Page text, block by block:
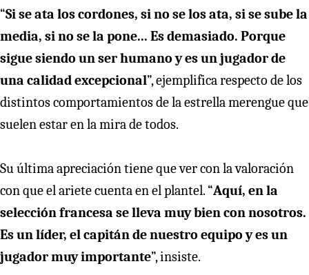
“Si se ata los cordones, si no se los ata, si se sube la
media, si no se la pone... Es demasiado. Porque
sigue siendo un ser humano y es un jugador de
una calidad excepcional”, ejemplifica respecto de los
distintos comportamientos de la estrella merengue que
suelen estar en la mira de todos.
Su última apreciación tiene que ver con la valoración
con que el ariete cuenta en el plantel. “Aquí, en la
selección francesa se lleva muy bien con nosotros.
Es un líder, el capitán de nuestro equipo y es un
jugador muy importante”, insiste.